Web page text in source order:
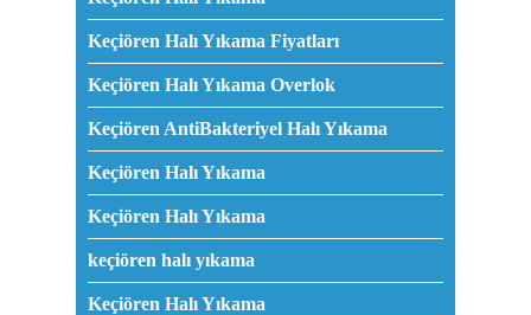
Keçiören Halı Yıkama Fiyatları
Keçiören Halı Yıkama Overlok
Keçiören AntiBakteriyel Halı Yıkama
Keçiören Halı Yıkama
Keçiören Halı Yıkama
keçiören halı yıkama
Keçiören Halı Yıkama